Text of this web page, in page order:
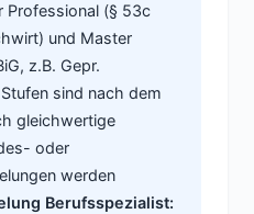
Professional (§ 53c
und Master
z.B. Gepr.
sind nach dem
gleichwertige
oder
werden
Berufsspezialist: